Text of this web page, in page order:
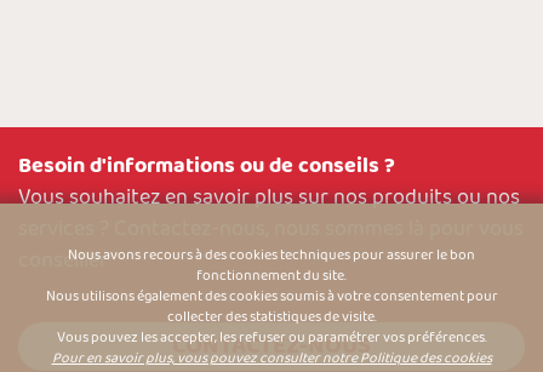
Besoin d'informations ou de conseils ?
Vous souhaitez en savoir plus sur nos produits ou nos
conseiller
CONTACTEZ-NOUS
Nous avons recours à des cookies techniques pour assurer le bon
fonctionnement du site.
Nous utilisons également des cookies soumis à votre consentement pour
collecter des statistiques de visite.
Vous pouvez les accepter, les refuser ou paramétrer vos préférences.
Pour en savoir plus, vous pouvez consulter notre Politique des cookies